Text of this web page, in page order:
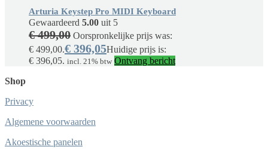
Arturia Keystep Pro MIDI Keyboard
Gewaardeerd 5.00 uit 5
€499,00 Oorspronkelijke prijs was:
€ 499,00.€ 396,05Huidige prijs is:
€ 396,05. incl. 21% btw Ontvang bericht
Shop
Privacy
Algemene voorwaarden
Akoestische panelen